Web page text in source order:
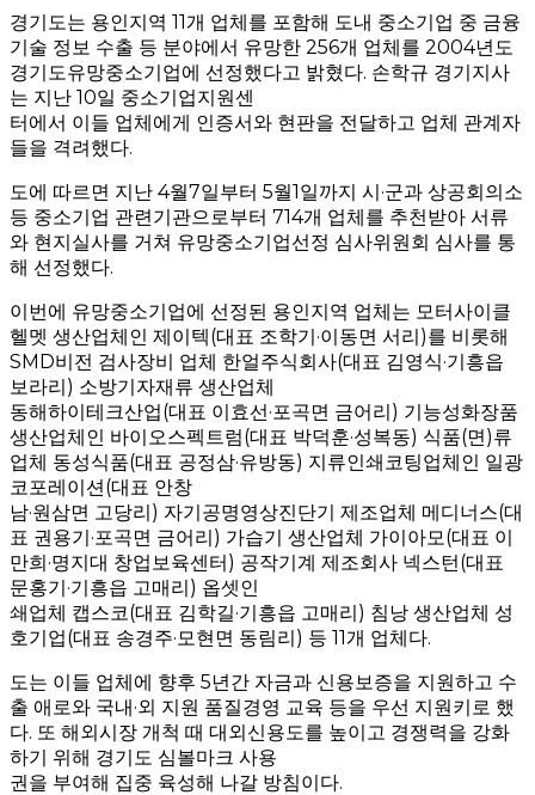
경기도는 용인지역 11개 업체를 포함해 도내 중소기업 중 금융
기술 정보 수출 등 분야에서 유망한 256개 업체를 2004년도
경기도유망중소기업에 선정했다고 밝혔다. 손학규 경기지사
는 지난 10일 중소기업지원센
터에서 이들 업체에게 인증서와 현판을 전달하고 업체 관계자
들을 격려했다.
도에 따르면 지난 4월7일부터 5월1일까지 시·군과 상공회의소
등 중소기업 관련기관으로부터 714개 업체를 추천받아 서류
와 현지실사를 거쳐 유망중소기업선정 심사위원회 심사를 통
해 선정했다.
이번에 유망중소기업에 선정된 용인지역 업체는 모터사이클
헬멧 생산업체인 제이텍(대표 조학기·이동면 서리)를 비롯해
SMD비전 검사장비 업체 한얼주식회사(대표 김영식·기흥읍
보라리) 소방기자재류 생산업체
동해하이테크산업(대표 이효선·포곡면 금어리) 기능성화장품
생산업체인 바이오스펙트럼(대표 박덕훈·성복동) 식품(면)류
업체 동성식품(대표 공정삼·유방동) 지류인쇄코팅업체인 일광
코포레이션(대표 안창
남·원삼면 고당리) 자기공명영상진단기 제조업체 메디너스(대
표 권용기·포곡면 금어리) 가습기 생산업체 가이아모(대표 이
만희·명지대 창업보육센터) 공작기계 제조회사 넥스턴(대표
문홍기·기흥읍 고매리) 옵셋인
쇄업체 캡스코(대표 김학길·기흥읍 고매리) 침낭 생산업체 성
호기업(대표 송경주·모현면 동림리) 등 11개 업체다.
도는 이들 업체에 향후 5년간 자금과 신용보증을 지원하고 수
출 애로와 국내·외 지원 품질경영 교육 등을 우선 지원키로 했
다. 또 해외시장 개척 때 대외신용도를 높이고 경쟁력을 강화
하기 위해 경기도 심볼마크 사용
권을 부여해 집중 육성해 나갈 방침이다.